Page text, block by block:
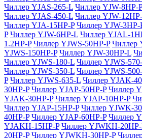
Чиллер YJAS-265-L Чиллер YJW-8HP-P
Чиллер YJAS-450-L Чиллер YJW-
Чиллер YJA-15HP-P Чиллер YJW-3HP-
P Чиллер YJW-6HP-L Чиллер YJAL-
1.2HP-P Чиллер YJWS-50HP-P Чиллер
YJWS-150HP-P Чиллер YJW-30HP-L
Чиллер YJWS-180-L Чиллер YJWS-
Чиллер YJWS-350-L Чиллер YJWS-
P Чиллер YJWS-635-L Чиллер YJAK-
30HP-P Чиллер YJAP-50HP-P Чиллер
YJAK-30HP-P Чиллер YJAP-10HP-P
Чиллер YJAP-15HP-P Чиллер YJWK-
40HP-P Чиллер YJAP-60HP-P Чиллер
YJAKH-15HP-P Чиллер YJWKH-20HP-
20HP-P Чиллер YJWKH-30HP-P